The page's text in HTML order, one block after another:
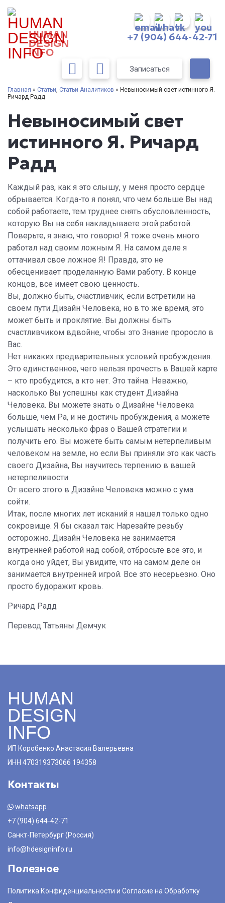
HUMAN
DESIGN
INFO
+7 (904) 644-42-71
Записаться
Главная » Статьи, Статьи Аналитиков » Невыносимый свет истинного Я.
Ричард Радд
Невыносимый свет
истинного Я. Ричард
Радд
Каждый раз, как я это слышу, у меня просто сердце
обрывается. Когда-то я понял, что чем больше Вы над
собой работаете, тем труднее снять обусловленность,
которую Вы на себя накладываете этой работой.
Поверьте, я знаю, что говорю! Я тоже очень много
работал над своим ложным Я. На самом деле я
оттачивал свое ложное Я! Правда, это не
обесценивает проделанную Вами работу. В конце
концов, все имеет свою ценность.
Вы, должно быть, счастливчик, если встретили на
своем пути Дизайн Человека, но в то же время, это
может быть и проклятие. Вы должны быть
счастливчиком вдвойне, чтобы это Знание проросло в
Вас.
Нет никаких предварительных условий пробуждения.
Это единственное, чего нельзя прочесть в Вашей карте
– кто пробудится, а кто нет. Это тайна. Неважно,
насколько Вы успешны как студент Дизайна
Человека. Вы можете знать о Дизайне Человека
больше, чем Ра, и не достичь пробуждения, а можете
услышать несколько фраз о Вашей стратегии и
получить его. Вы можете быть самым нетерпеливым
человеком на земле, но если Вы приняли это как часть
своего Дизайна, Вы научитесь терпению в вашей
нетерпеливости.
От всего этого в Дизайне Человека можно с ума
сойти.
Итак, после многих лет исканий я нашел только одно
сокровище. Я бы сказал так: Нарезайте резьбу
осторожно. Дизайн Человека не занимается
внутренней работой над собой, отбросьте все это, и
когда оно уйдет, Вы увидите, что на самом деле он
занимается внутренней игрой. Все это несерьезно. Оно
просто будоражит кровь.
Ричард Радд
Перевод Татьяны Демчук
HUMAN
DESIGN
INFO
ИП Коробенко Анастасия Валерьевна
ИНН 470319373066 194358
Контакты
whatsapp
+7 (904) 644-42-71
Санкт-Петербург (Россия)
info@hdesigninfo.ru
Полезное
Политика Конфиденциальности и Согласие на Обработку